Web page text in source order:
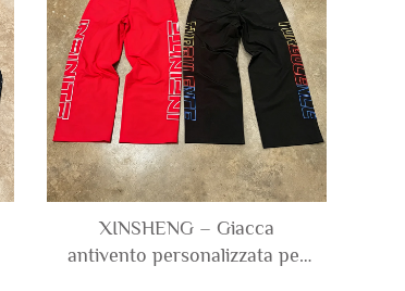
accorciato
XINSHENG – Giacca
antivento personalizzata per